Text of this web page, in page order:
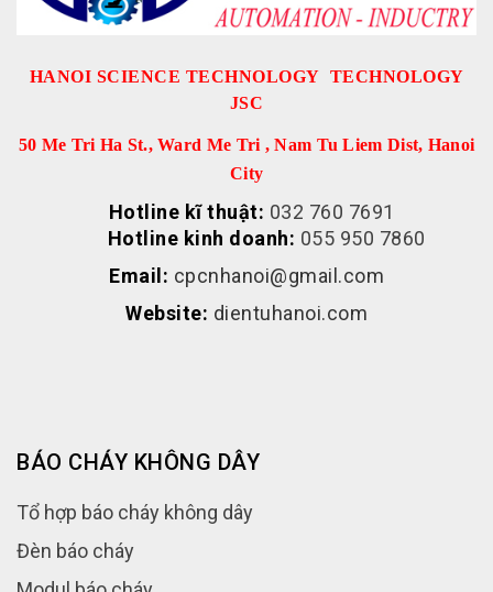
BÁO CHÁY KHÔNG DÂY
Tổ hợp báo cháy không dây
Đèn báo cháy
HANOI SCIENCE TECHNOLOGY TECHNOLOGY
JSC
50 Me Tri Ha St., Ward Me Tri , Nam Tu Liem Dist, Hanoi
City
Hotline kĩ thuật: 032 760 7691
Hotline kinh doanh: 055 950 7860
Email: cpcnhanoi@gmail.com
Website: dientuhanoi.com